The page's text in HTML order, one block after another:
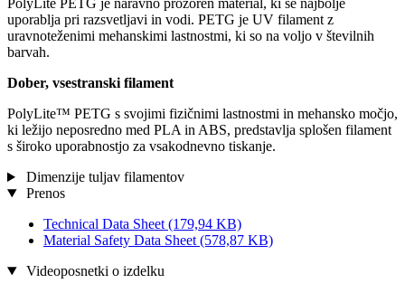
PolyLite PETG je naravno prozoren material, ki se najbolje
uporablja pri razsvetljavi in ​​vodi. PETG je UV filament z
uravnoteženimi mehanskimi lastnostmi, ki so na voljo v številnih
barvah.
Dober, vsestranski filament
PolyLite™ PETG s svojimi fizičnimi lastnostmi in mehansko močjo,
ki ležijo neposredno med PLA in ABS, predstavlja splošen filament
s široko uporabnostjo za vsakodnevno tiskanje.
Dimenzije tuljav filamentov
Prenos
Technical Data Sheet (179,94 KB)
Material Safety Data Sheet (578,87 KB)
Videoposnetki o izdelku